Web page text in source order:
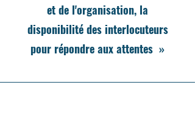
et de l'organisation, la
disponibilité des interlocuteurs
pour répondre aux attentes »